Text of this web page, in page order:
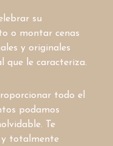
su
o montar cenas
y originales
que le caracteriza.
todo el
podamos
Te
y totalmente